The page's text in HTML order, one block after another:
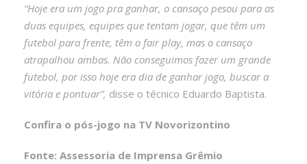
“Hoje era um jogo pra ganhar, o cansaço pesou para as
duas equipes, equipes que tentam jogar, que têm um
futebol para frente, têm o fair play, mas o cansaço
atrapalhou ambas. Não conseguimos fazer um grande
futebol, por isso hoje era dia de ganhar jogo, buscar a
vitória e pontuar”, disse o técnico Eduardo Baptista.
Confira o pós-jogo na TV Novorizontino
Fonte: Assessoria de Imprensa Grêmio